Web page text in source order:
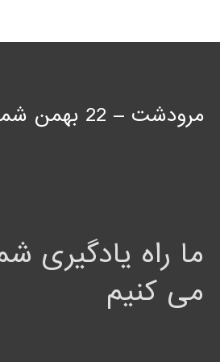
مرودشت – 22 بهمن شمالی
ما راه یادگیری
می کنیم